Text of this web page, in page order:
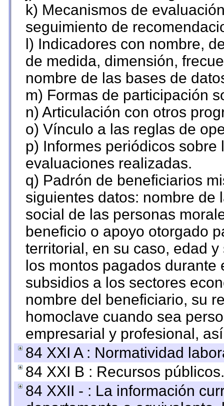
k) Mecanismos de
seguimiento de
l) Indicadores con nombre,
de medida, dimensión,
nombre de las bases de
m) Formas de participación
n) Articulación con otros
o) Vínculo a las reglas de
p) Informes periódicos
evaluaciones realizadas.
q) Padrón de beneficiarios
siguientes datos: nombre de
social de las personas
beneficio o apoyo otorgado
territorial, en su caso, edad
los montos pagados
subsidios a los sectores
nombre del beneficiario, su
homoclave cuando sea
empresarial y profesional,
84 XXI A : Normatividad
84 XXI B : Recursos públicos.
84 XXII - : La información